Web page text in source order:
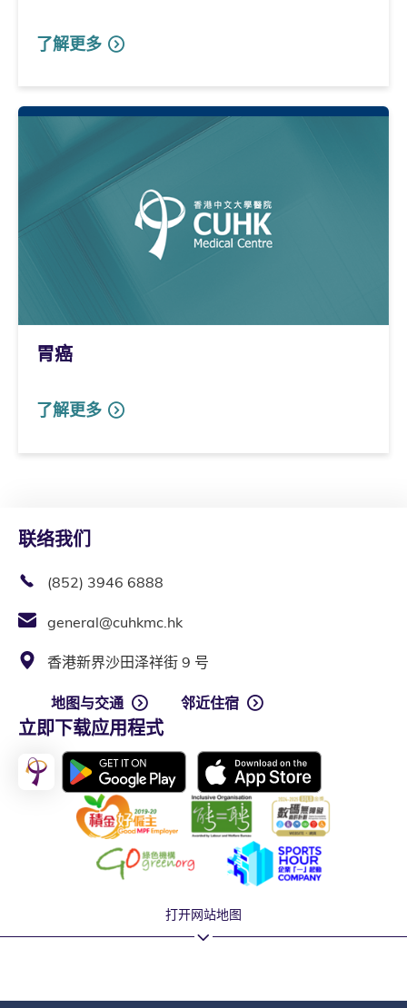
了解更多
胃癌
了解更多
联络我们
(852) 3946 6888
general@cuhkmc.hk
香港新界沙田泽祥街 9 号
地图与交通 邻近住宿
立即下载应用程式
打开网站地图